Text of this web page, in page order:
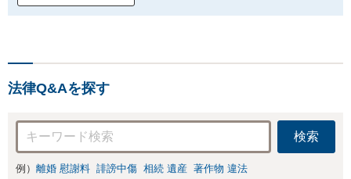
法律Q&Aを探す
検索
例） 離婚 慰謝料 誹謗中傷 相続 遺産 著作物 違法